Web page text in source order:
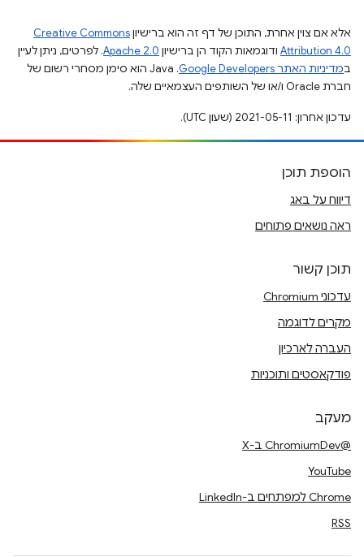
אלא אם צוין אחרת, התוכן של דף זה הוא ברישיוןCreative Commons
Attribution 4.0 ודוגמאות הקוד הן ברישיון Apache 2.0. לפרטים, ניתן לעיין
במדיניות האתר Google Developers‏
.‏ Java הוא סימן מסחרי רשום של
חברת Oracle ו/או של השותפים העצמאיים שלה.
עדכון אחרון: 2021-05-11 (שעון UTC).
הוספת תוכן
דיווח על באג
ראה נושאים פתוחים
תוכן קשור
עדכוני Chromium
מקרים לדוגמה
העברה לארכיון
פודקאסטים ותוכניות
מעקב
@ChromiumDev ב-X
YouTube
Chrome למפתחים ב-LinkedIn
RSS